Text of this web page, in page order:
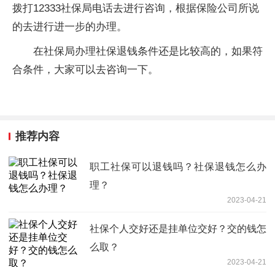
拨打12333社保局电话去进行咨询，根据保险公司所说
的去进行进一步的办理。
在社保局办理社保退钱条件还是比较高的，如果符
合条件，大家可以去咨询一下。
推荐内容
职工社保可以退钱吗？社保退钱怎么办
理？
2023-04-21
社保个人交好还是挂单位交好？交的钱怎
么取？
2023-04-21